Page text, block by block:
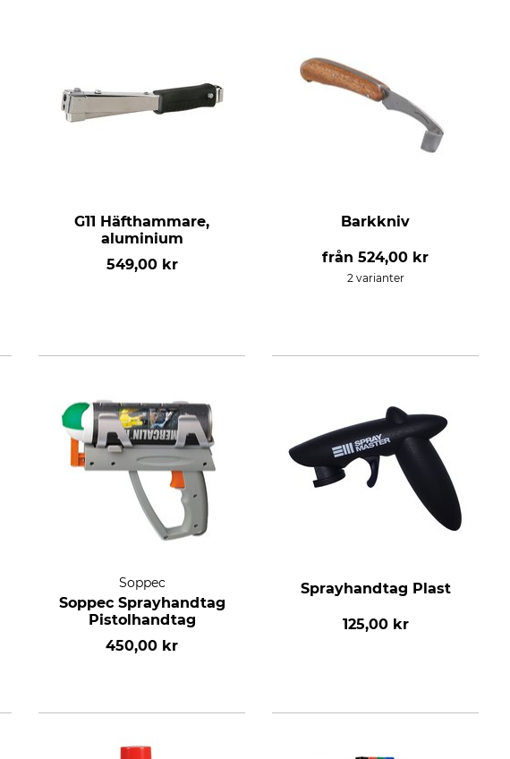
G11 Häfthammare,
aluminium
549,00 kr
Barkkniv
från524,00 kr
2 varianter
Soppec
Soppec Sprayhandtag
Pistolhandtag
450,00 kr
Sprayhandtag Plast
125,00 kr